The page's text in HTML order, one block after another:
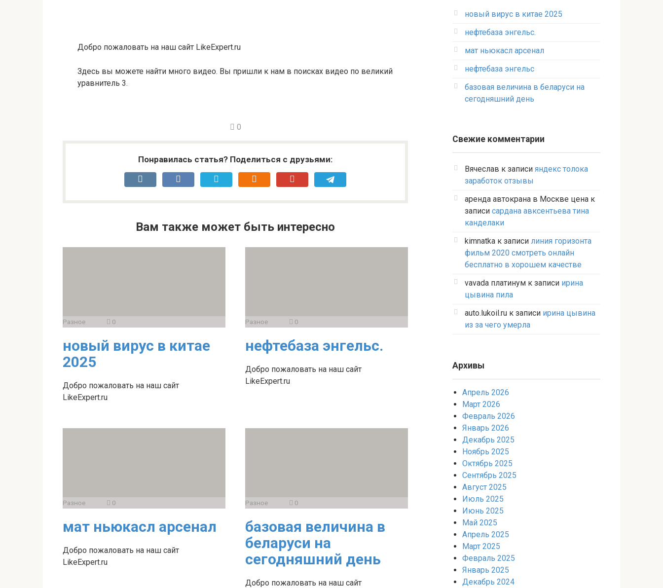
Добро пожаловать на наш сайт LikeExpert.ru
Здесь вы можете найти много видео. Вы пришли к нам в поисках видео по великий
уравнитель 3.
0
Понравилась статья? Поделиться с друзьями:
Вам также может быть интересно
Разное 0
новый вирус в китае
2025
Добро пожаловать на наш сайт
LikeExpert.ru
Разное 0
нефтебаза энгельс.
Добро пожаловать на наш сайт
LikeExpert.ru
Разное 0
мат ньюкасл арсенал
Добро пожаловать на наш сайт
LikeExpert.ru
Разное 0
базовая величина в
беларуси на
сегодняшний день
Добро пожаловать на наш сайт
новый вирус в китае 2025
нефтебаза энгельс.
мат ньюкасл арсенал
нефтебаза энгельс
базовая величина в беларуси на
сегодняшний день
Свежие комментарии
Вячеслав к записи яндекс толока
заработок отзывы
аренда автокрана в Москве цена к
записи сардана авксентьева тина
канделаки
kimnatka к записи линия горизонта
фильм 2020 смотреть онлайн
бесплатно в хорошем качестве
vavada платинум к записи ирина
цывина пила
auto.lukoil.ru к записи ирина цывина
из за чего умерла
Архивы
Апрель 2026
Март 2026
Февраль 2026
Январь 2026
Декабрь 2025
Ноябрь 2025
Октябрь 2025
Сентябрь 2025
Август 2025
Июль 2025
Июнь 2025
Май 2025
Апрель 2025
Март 2025
Февраль 2025
Январь 2025
Декабрь 2024